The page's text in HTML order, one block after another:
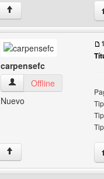
↑
carpensefc
carpensefc Ver perfil del
Offline
Nuevo
↑